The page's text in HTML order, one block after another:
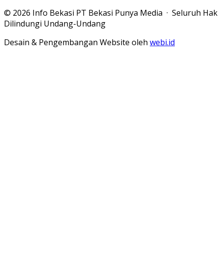
© 2026 Info Bekasi PT Bekasi Punya Media · Seluruh Hak
Dilindungi Undang-Undang
Desain & Pengembangan Website oleh webi.id